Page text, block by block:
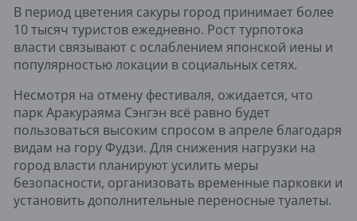
В период цветения сакуры город принимает более
10 тысяч туристов ежедневно. Рост турпотока
власти связывают с ослаблением японской иены и
популярностью локации в социальных сетях.
Несмотря на отмену фестиваля, ожидается, что
парк Аракураяма Сэнгэн всё равно будет
пользоваться высоким спросом в апреле благодаря
видам на гору Фудзи. Для снижения нагрузки на
город власти планируют усилить меры
безопасности, организовать временные парковки и
установить дополнительные переносные туалеты.